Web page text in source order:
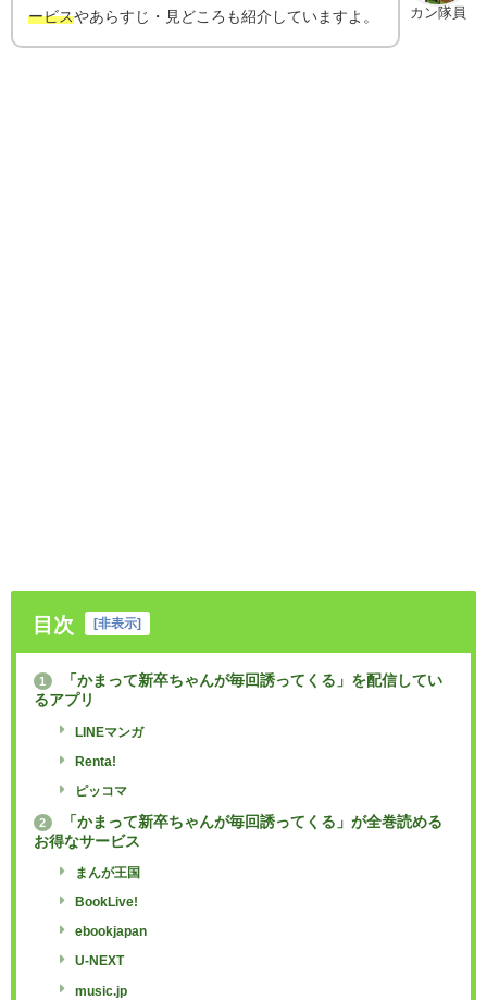
カン隊員
ービスやあらすじ・見どころも紹介していますよ。
目次 非表示
1
「かまって新卒ちゃんが毎回誘ってくる」を配信してい
るアプリ
LINEマンガ
Renta!
ピッコマ
2
「かまって新卒ちゃんが毎回誘ってくる」が全巻読める
お得なサービス
まんが王国
BookLive!
ebookjapan
U-NEXT
music.jp